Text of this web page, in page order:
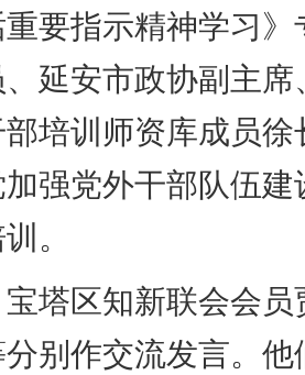
要指示精神学习
延安市政协副主
培训师资库成员
强党外干部队伍
。
区知新联会会员
别作交流发言。他